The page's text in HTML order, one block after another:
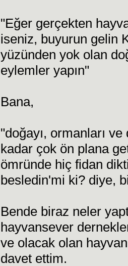
"Eğer gerçekten
iseniz, buyurun gelin
yüzünden yok olan
eylemler yapın"
Bana,
"doğayı, ormanları
kadar çok ön plana
ömründe hiç fidan
besledin'mi ki? diye,
Bende biraz neler
hayvansever
ve olacak olan
davet ettim.